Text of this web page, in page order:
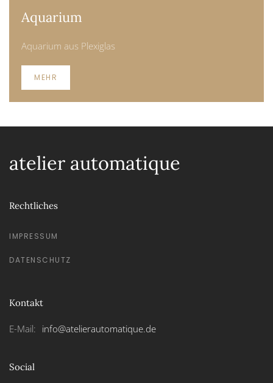
Aquarium
Aquarium aus Plexiglas
MEHR
atelier automatique
Rechtliches
IMPRESSUM
DATENSCHUTZ
Kontakt
E-Mail: info@atelierautomatique.de
Social